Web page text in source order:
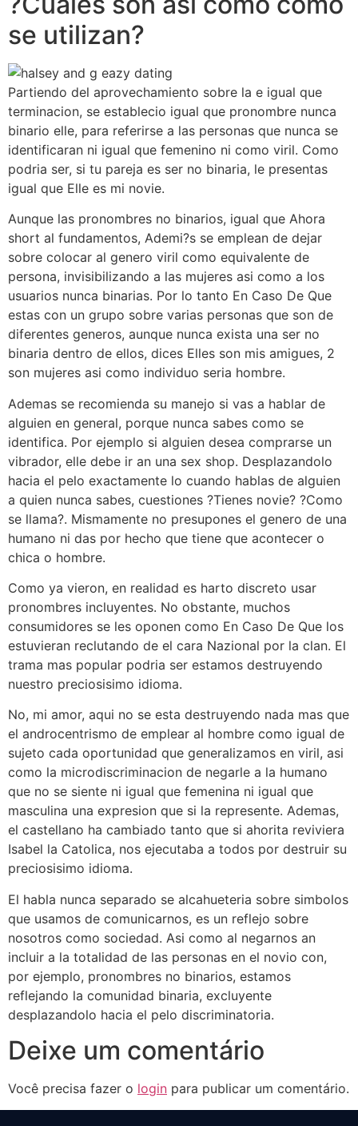
se utilizan?
Partiendo del aprovechamiento sobre la e igual que
terminacion, se establecio igual que pronombre nunca
binario elle, para referirse a las personas que nunca se
identificaran ni igual que femenino ni como viril. Como
podria ser, si tu pareja es ser no binaria, le presentas
igual que Elle es mi novie.
Aunque las pronombres no binarios, igual que Ahora
short al fundamentos, Ademi?s se emplean de dejar
sobre colocar al genero viril como equivalente de
persona, invisibilizando a las mujeres asi como a los
usuarios nunca binarias. Por lo tanto En Caso De Que
estas con un grupo sobre varias personas que son de
diferentes generos, aunque nunca exista una ser no
binaria dentro de ellos, dices Elles son mis amigues, 2
son mujeres asi como individuo seria hombre.
Ademas se recomienda su manejo si vas a hablar de
alguien en general, porque nunca sabes como se
identifica. Por ejemplo si alguien desea comprarse un
vibrador, elle debe ir an una sex shop. Desplazandolo
hacia el pelo exactamente lo cuando hablas de alguien
a quien nunca sabes, cuestiones ?Tienes novie? ?Como
se llama?. Mismamente no presupones el genero de una
humano ni das por hecho que tiene que acontecer o
chica o hombre.
Como ya vieron, en realidad es harto discreto usar
pronombres incluyentes. No obstante, muchos
consumidores se les oponen como En Caso De Que los
estuvieran reclutando de el cara Nazional por la clan. El
trama mas popular podria ser estamos destruyendo
nuestro preciosisimo idioma.
No, mi amor, aqui no se esta destruyendo nada mas que
el androcentrismo de emplear al hombre como igual de
sujeto cada oportunidad que generalizamos en viril, asi
como la microdiscriminacion de negarle a la humano
que no se siente ni igual que femenina ni igual que
masculina una expresion que si la represente. Ademas,
el castellano ha cambiado tanto que si ahorita reviviera
Isabel la Catolica, nos ejecutaba a todos por destruir su
preciosisimo idioma.
El habla nunca separado se alcahueteria sobre simbolos
que usamos de comunicarnos, es un reflejo sobre
nosotros como sociedad. Asi como al negarnos an
incluir a la totalidad de las personas en el novio con,
por ejemplo, pronombres no binarios, estamos
reflejando la comunidad binaria, excluyente
desplazandolo hacia el pelo discriminatoria.
Deixe um comentário
Você precisa fazer o login para publicar um comentário.